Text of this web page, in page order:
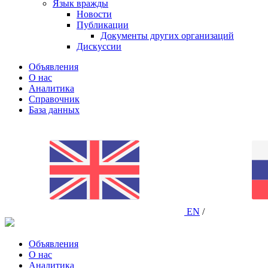
Язык вражды
Новости
Публикации
Документы других организаций
Дискуссии
Объявления
О нас
Аналитика
Справочник
База данных
EN /
Объявления
О нас
Аналитика